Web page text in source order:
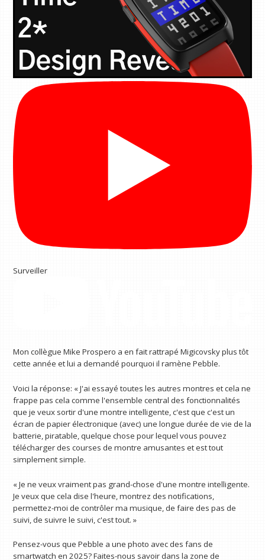
Surveiller
Mon collègue Mike Prospero a en fait rattrapé Migicovsky plus tôt
cette année et lui a demandé pourquoi il ramène Pebble.
Voici la réponse: « J'ai essayé toutes les autres montres et cela ne
frappe pas cela comme l'ensemble central des fonctionnalités
que je veux sortir d'une montre intelligente, c'est que c'est un
écran de papier électronique (avec) une longue durée de vie de la
batterie, piratable, quelque chose pour lequel vous pouvez
télécharger des courses de montre amusantes et est tout
simplement simple.
« Je ne veux vraiment pas grand-chose d'une montre intelligente.
Je veux que cela dise l'heure, montrez des notifications,
permettez-moi de contrôler ma musique, de faire des pas de
suivi, de suivre le suivi, c'est tout. »
Pensez-vous que Pebble a une photo avec des fans de
smartwatch en 2025? Faites-nous savoir dans la zone de